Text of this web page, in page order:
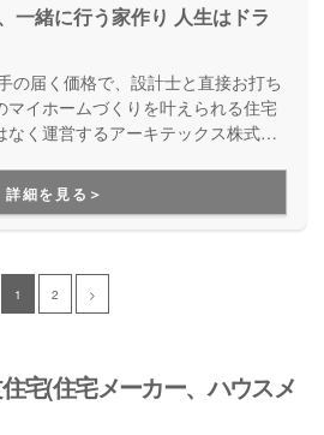
一緒に行う家作り 人生はドラ
イホームづくりを叶えられる住宅
なく運営するアーキテックス株式会
お悩みにも、修繕などの知識に長け
やかに対応してくれます。
詳細を見る＞
1 2 >
宅(住宅メーカー、ハウスメ